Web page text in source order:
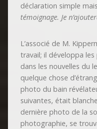
déclaration simple
témoignage. Je
L’associé de M.
travail; il développa
dans les nouvelles du
quelque chose
photo du bain
suivantes, était
dernière photo de la
photographie, se